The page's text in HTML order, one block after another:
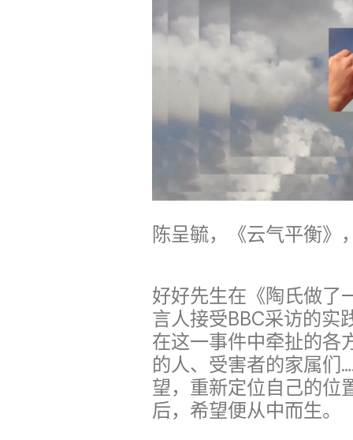
陈呈毓，《云气平衡》
好好先生在《陶氏做了
言人接受BBC采访的实
在这一事件中牵扯的各
的人、受害者的家属们
望，重新定位自己的位
后，希望便从中而生。